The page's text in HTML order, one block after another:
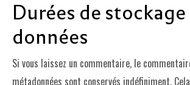
Durées de
données
Si vous laissez un commentaire, le
métadonnées sont conservés indéfiniment.